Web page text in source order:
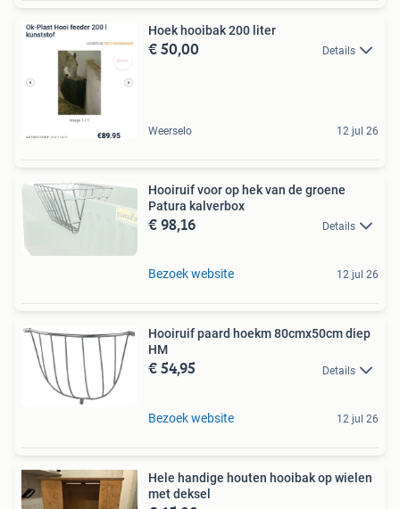
Hoek hooibak 200 liter
€ 50,00 Details
Weerselo 12 jul 26
Hooiruif voor op hek van de groene
Patura kalverbox
€ 98,16 Details
Bezoek website 12 jul 26
Hooiruif paard hoekm 80cmx50cm diep
HM
€ 54,95 Details
Bezoek website 12 jul 26
Hele handige houten hooibak op wielen
met deksel